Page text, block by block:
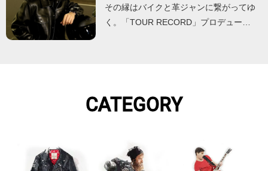
その縁はバイクと革ジャンに繋がってゆ
く。「TOUR RECORD」プロデュー…
CATEGORY